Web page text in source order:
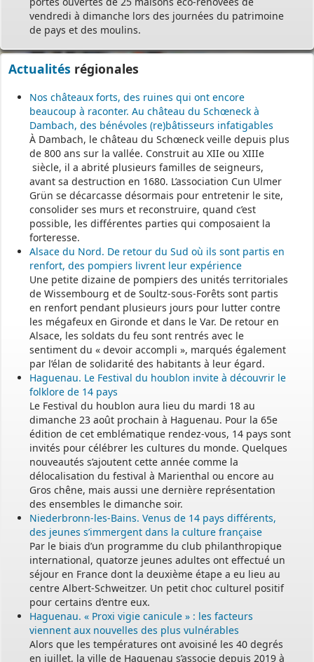
vendredi à dimanche lors des journées du patrimoine
de pays et des moulins.
Actualités régionales
Nos châteaux forts, des ruines qui ont encore
beaucoup à raconter. Au château du Schœneck à
Dambach, des bénévoles (re)bâtisseurs infatigables
À Dambach, le château du Schœneck veille depuis plus
de 800 ans sur la vallée. Construit au XIIe ou XIIIe
siècle, il a abrité plusieurs familles de seigneurs,
avant sa destruction en 1680. L’association Cun Ulmer
Grün se décarcasse désormais pour entretenir le site,
consolider ses murs et reconstruire, quand c’est
possible, les différentes parties qui composaient la
forteresse.
Alsace du Nord. De retour du Sud où ils sont partis en
renfort, des pompiers livrent leur expérience
Une petite dizaine de pompiers des unités territoriales
de Wissembourg et de Soultz-sous-Forêts sont partis
en renfort pendant plusieurs jours pour lutter contre
les mégafeux en Gironde et dans le Var. De retour en
Alsace, les soldats du feu sont rentrés avec le
sentiment du « devoir accompli », marqués également
par l’élan de solidarité des habitants à leur égard.
Haguenau. Le Festival du houblon invite à découvrir le
folklore de 14 pays
Le Festival du houblon aura lieu du mardi 18 au
dimanche 23 août prochain à Haguenau. Pour la 65e
édition de cet emblématique rendez-vous, 14 pays sont
invités pour célébrer les cultures du monde. Quelques
nouveautés s’ajoutent cette année comme la
délocalisation du festival à Marienthal ou encore au
Gros chêne, mais aussi une dernière représentation
des ensembles le dimanche soir.
Niederbronn-les-Bains. Venus de 14 pays différents,
des jeunes s’immergent dans la culture française
Par le biais d’un programme du club philanthropique
international, quatorze jeunes adultes ont effectué un
séjour en France dont la deuxième étape a eu lieu au
centre Albert-Schweitzer. Un petit choc culturel positif
pour certains d’entre eux.
Haguenau. « Proxi vigie canicule » : les facteurs
viennent aux nouvelles des plus vulnérables
Alors que les températures ont avoisiné les 40 degrés
en juillet, la ville de Haguenau s’associe depuis 2019 à